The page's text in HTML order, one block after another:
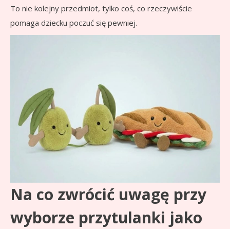
To nie kolejny przedmiot, tylko coś, co rzeczywiście
pomaga dziecku poczuć się pewniej.
Na co zwrócić uwagę przy
wyborze przytulanki jako